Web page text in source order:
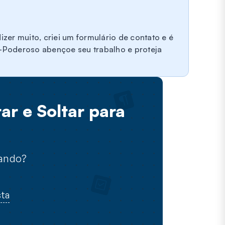
muito, criei um formulário de contato e é
abençoe seu trabalho e proteja
e Soltar para